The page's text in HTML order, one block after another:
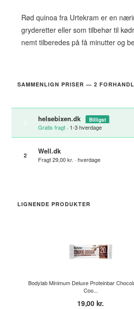
Rød quinoa fra Urtekram er en
gryderetter eller som tilbehør til
nemt tilberedes på få minutter og
SAMMENLIGN PRISER — 2
helsebixen.dk Billigst
Gratis fragt · 1-3 hverdage
2 Well.dk
Fragt 29,00 kr. · hverdage
LIGNENDE PRODUKTER
Bodylab Minimum Deluxe Proteinbar
Coo...
19,00 kr.